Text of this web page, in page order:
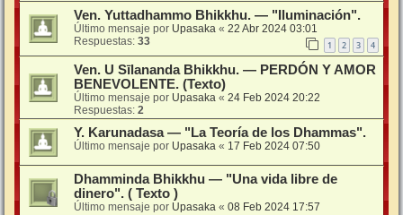
Ven. Yuttadhammo Bhikkhu. — "Iluminación".
Último mensaje por Upasaka « 22 Abr 2024 03:01
Respuestas: 33 1 2 3 4
Ven. U Sīlananda Bhikkhu. — PERDÓN Y AMOR
BENEVOLENTE. (Texto)
Último mensaje por Upasaka « 24 Feb 2024 20:22
Respuestas: 2
Y. Karunadasa — "La Teoría de los Dhammas".
Último mensaje por Upasaka « 17 Feb 2024 07:50
Dhamminda Bhikkhu — "Una vida libre de
dinero". ( Texto )
Último mensaje por Upasaka « 08 Feb 2024 17:57